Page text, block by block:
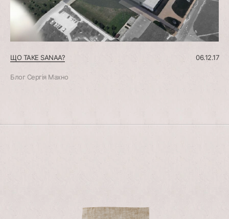
ЩО ТАКЕ SANAA? 06.12.17
Блог Сергія Махно